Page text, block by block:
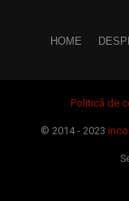
HOME
Politică de
© 2014 - 2023